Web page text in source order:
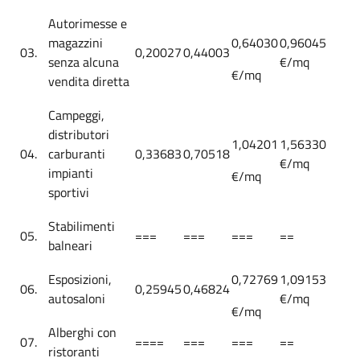
03.
Autorimesse e
magazzini
senza alcuna
vendita diretta
0,200270,440030,64030
€/mq
0,96045
€/mq
04.
Campeggi,
distributori
carburanti
impianti
sportivi
0,336830,705181,04201
€/mq
1,56330
€/mq
05. Stabilimenti
balneari
=== === === ==
06.
Esposizioni,
autosaloni
0,259450,468240,72769
€/mq
1,09153
€/mq
07. Alberghi con
ristoranti
==== === === ==